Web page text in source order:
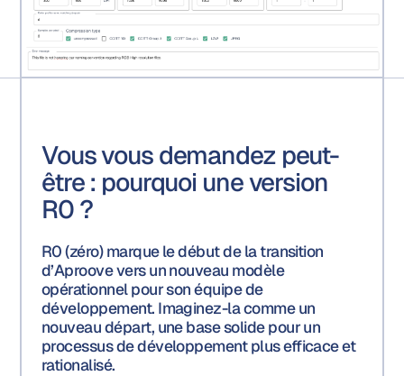
Vous vous demandez peut-
être : pourquoi une version
R0 ?
R0 (zéro) marque le début de la transition
d’Aproove vers un nouveau modèle
opérationnel pour son équipe de
développement. Imaginez-la comme un
nouveau départ, une base solide pour un
processus de développement plus efficace et
rationalisé.